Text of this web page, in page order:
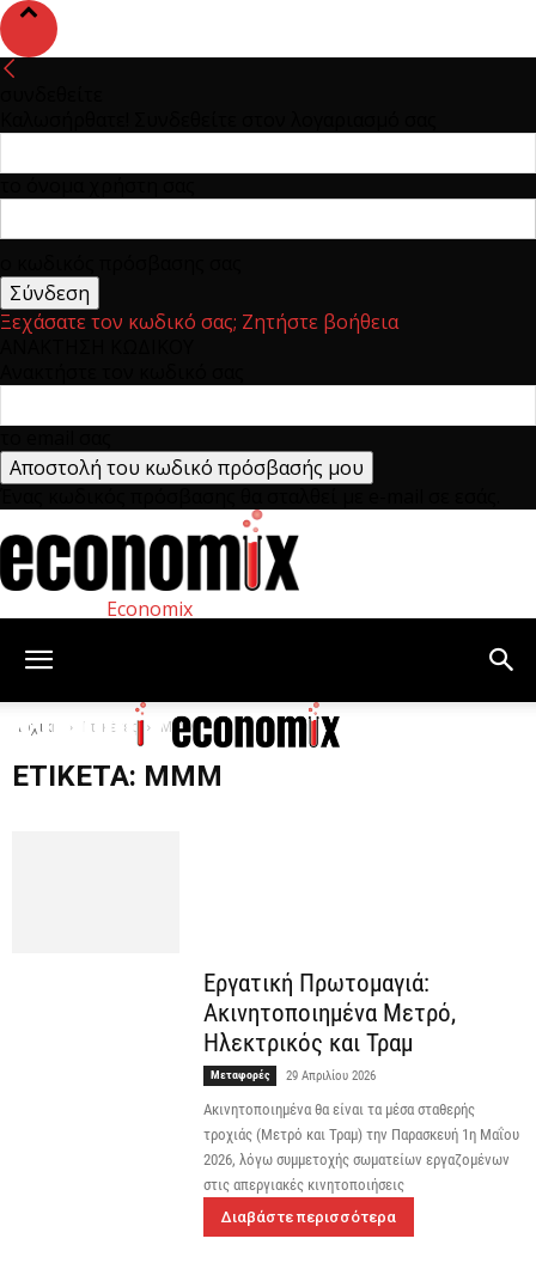
Ξεχάσατε τον κωδικό σας; Ζητήστε βοήθεια
Economix
Αρχική Ετικέτες ΜΜΜ
ΕΤΙΚΈΤΑ: ΜΜΜ
Εργατική Πρωτομαγιά:
Ακινητοποιημένα Μετρό,
Ηλεκτρικός και Τραμ
Μεταφορές 29 Απριλίου 2026
Ακινητοποιημένα θα είναι τα μέσα σταθερής
τροχιάς (Μετρό και Τραμ) την Παρασκευή 1η Μαΐου
2026, λόγω συμμετοχής σωματείων εργαζομένων
στις απεργιακές κινητοποιήσεις
Διαβάστε περισσότερα